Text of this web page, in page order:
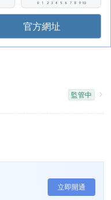
官方網址
監管中
立即開通